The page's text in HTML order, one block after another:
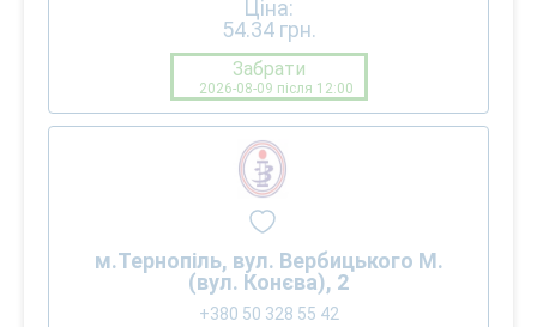
Ціна:
54.34 грн.
Забрати
2026-08-09 після 12:00
м.Тернопіль, вул. Вербицького М.
(вул. Конєва), 2
+380 50 328 55 42